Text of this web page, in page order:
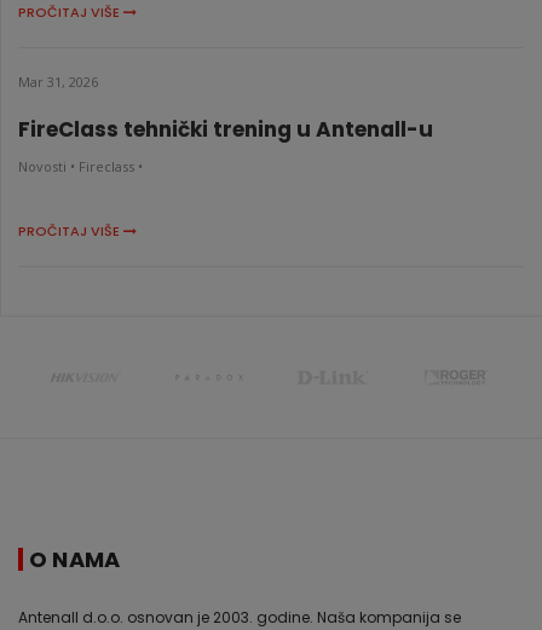
PROČITAJ VIŠE
Mar 31, 2026
FireClass tehnički trening u Antenall-u
Novosti • Fireclass •
PROČITAJ VIŠE
O NAMA
Antenall d.o.o. osnovan je 2003. godine. Naša kompanija se